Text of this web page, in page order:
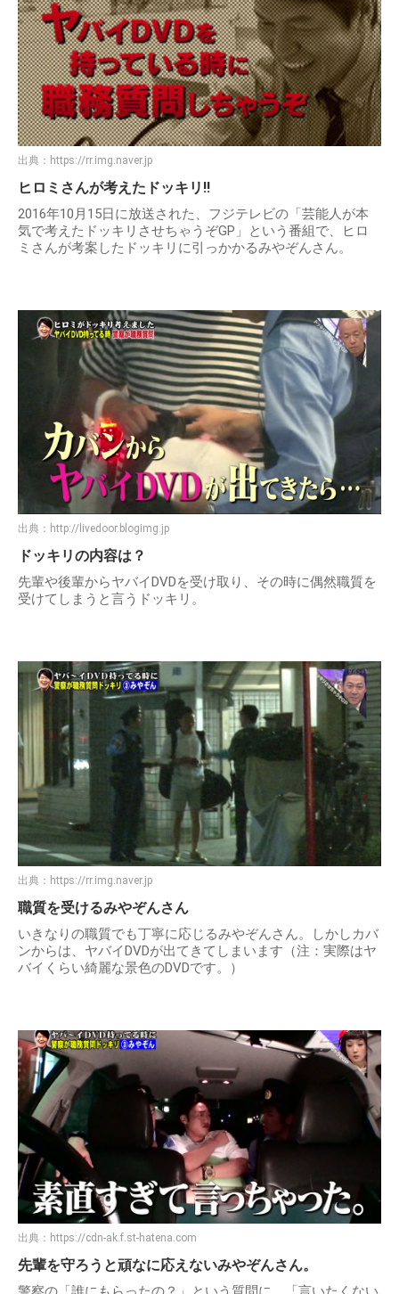
出典： https://rr.img.naver.jp
ヒロミさんが考えたドッキリ!!
2016年10月15日に放送された、フジテレビの「芸能人が本
気で考えたドッキリさせちゃうぞGP」という番組で、ヒロ
ミさんが考案したドッキリに引っかかるみやぞんさん。
出典： http://livedoor.blogimg.jp
ドッキリの内容は？
先輩や後輩からヤバイDVDを受け取り、その時に偶然職質を
受けてしまうと言うドッキリ。
出典： https://rr.img.naver.jp
職質を受けるみやぞんさん
いきなりの職質でも丁寧に応じるみやぞんさん。しかしカバ
ンからは、ヤバイDVDが出てきてしまいます（注：実際はヤ
バイくらい綺麗な景色のDVDです。）
出典： https://cdn-ak.f.st-hatena.com
先輩を守ろうと頑なに応えないみやぞんさん。